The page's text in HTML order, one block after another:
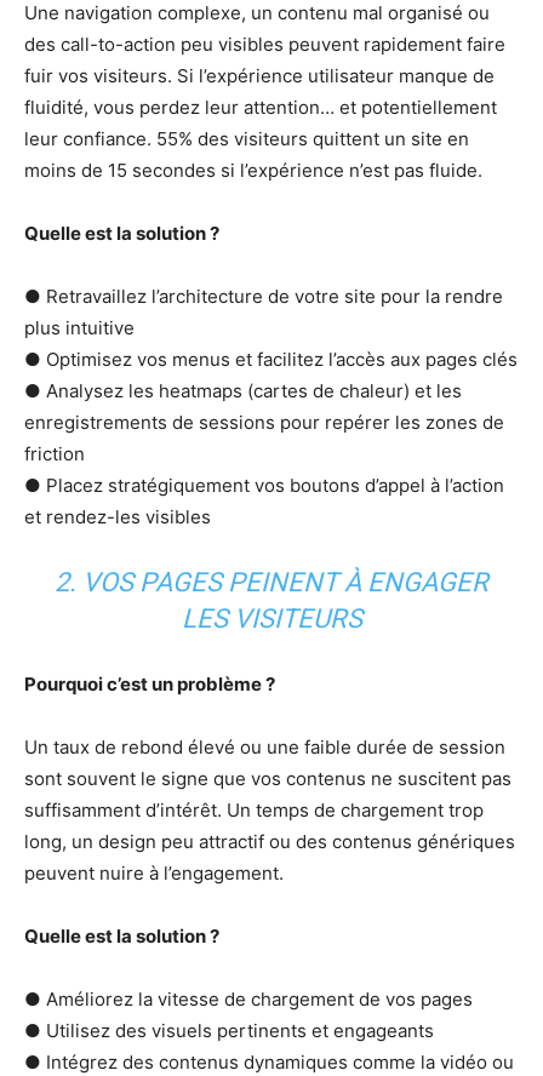
Une navigation complexe, un contenu mal organisé ou
des call-to-action peu visibles peuvent rapidement faire
fuir vos visiteurs. Si l’expérience utilisateur manque de
fluidité, vous perdez leur attention… et potentiellement
leur confiance. 55% des visiteurs quittent un site en
moins de 15 secondes si l’expérience n’est pas fluide.
Quelle est la solution ?
● Retravaillez l’architecture de votre site pour la rendre
plus intuitive
● Optimisez vos menus et facilitez l’accès aux pages clés
● Analysez les heatmaps (cartes de chaleur) et les
enregistrements de sessions pour repérer les zones de
friction
● Placez stratégiquement vos boutons d’appel à l’action
et rendez-les visibles
2. VOS PAGES PEINENT À ENGAGER
LES VISITEURS
Pourquoi c’est un problème ?
Un taux de rebond élevé ou une faible durée de session
sont souvent le signe que vos contenus ne suscitent pas
suffisamment d’intérêt. Un temps de chargement trop
long, un design peu attractif ou des contenus génériques
peuvent nuire à l’engagement.
Quelle est la solution ?
● Améliorez la vitesse de chargement de vos pages
● Utilisez des visuels pertinents et engageants
● Intégrez des contenus dynamiques comme la vidéo ou